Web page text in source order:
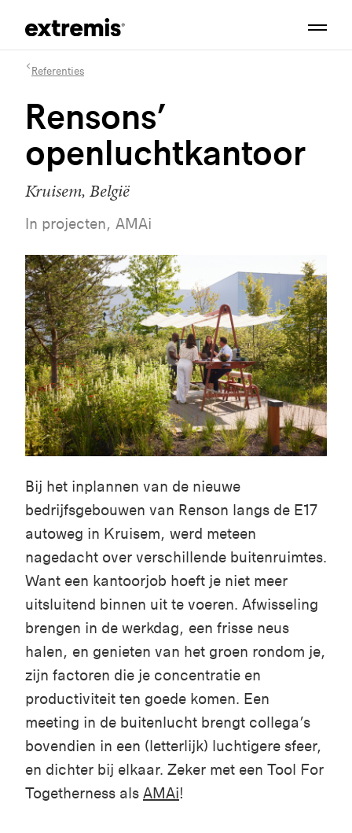
Referenties
Rensons’
openluchtkantoor
Kruisem, België
In projecten, AMAi
Bij het inplannen van de nieuwe
bedrijfsgebouwen van Renson langs de E17
autoweg in Kruisem, werd meteen
nagedacht over verschillende buitenruimtes.
Want een kantoorjob hoeft je niet meer
uitsluitend binnen uit te voeren. Afwisseling
brengen in de werkdag, een frisse neus
halen, en genieten van het groen rondom je,
zijn factoren die je concentratie en
productiviteit ten goede komen. Een
meeting in de buitenlucht brengt collega’s
bovendien in een (letterlijk) luchtigere sfeer,
en dichter bij elkaar. Zeker met een Tool For
Togetherness als AMAi!